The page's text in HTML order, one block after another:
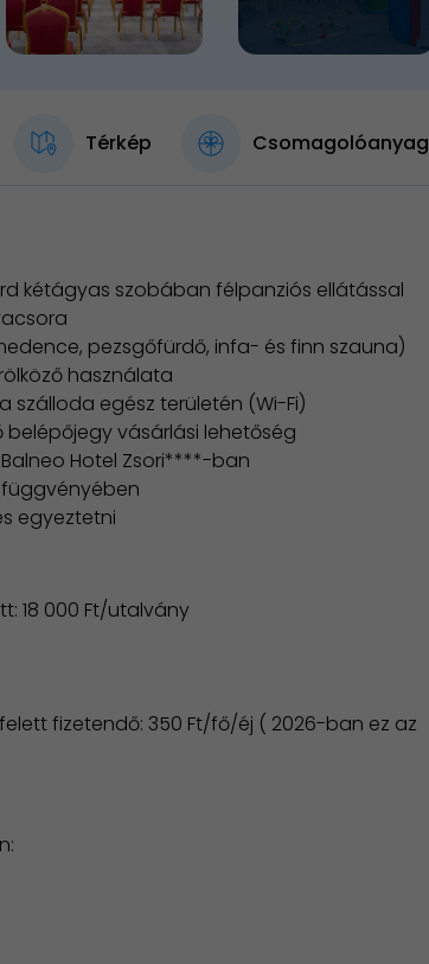
Térkép
kétágyas szobában félpanziós ellátással
pezsgőfürdő, infa- és finn szauna)
használata
szálloda egész területén (Wi-Fi)
vásárlási lehetőség
Hotel Zsori****-ban
függvényében
egyeztetni
18 000 Ft/utalvány
fizetendő: 350 Ft/fő/éj ( 2026-ban ez az